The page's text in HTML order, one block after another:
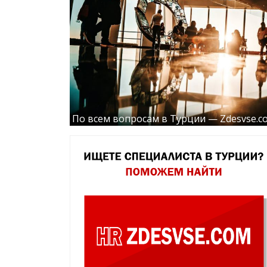
По всем вопросам в Турции —